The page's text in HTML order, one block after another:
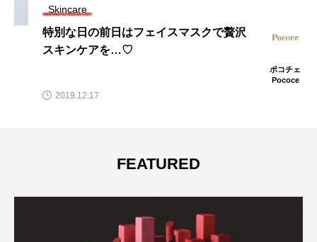
Skincare
特別な日の前日はフェイスマスクで贅沢
スキンケアを…♡
ポコチェ
Pococe
2019.12.17
FEATURED